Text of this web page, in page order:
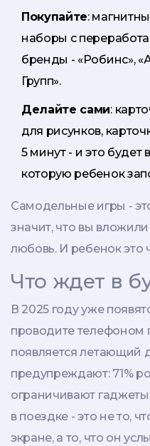
Покупайте:
наборы с
бренды - «Робинс»,
Групп».
Делайте сами:
для рисунков,
5 минут - и это будет
которую ребенок
Самодельные игры -
значит, что вы
любовь. И ребенок это
Что ждет в
В 2025 году уже
проводите телефоном
появляется летающий
предупреждают: 71%
ограничивают
в поездке - это не то,
экране, а то, что он